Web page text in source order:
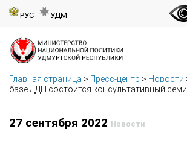
РУС УДМ
Главная страница > Пресс-центр > Новости
базе ДДН состоится консультативный
27 сентября 2022 Новости